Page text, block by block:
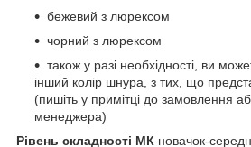
бежевий з люрексом
чорний з люрексом
також у разі необхідності, ви
інший колір шнура, з тих, що
(пишіть у примітці до замовлення
менеджера)
Рівень складності МК новачок-